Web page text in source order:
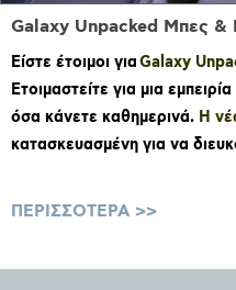
στείλε την απόδειξη
1.
Galaxy Unpacked Μπες &
Είστε έτοιμοι γιαGalaxy
Ετοιμαστείτε για μια
όσα κάνετε καθημερινά. Η
κατασκευασμένη για να
ΠΕΡΙΣΣΟΤΕΡΑ